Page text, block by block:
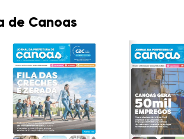
de Canoas